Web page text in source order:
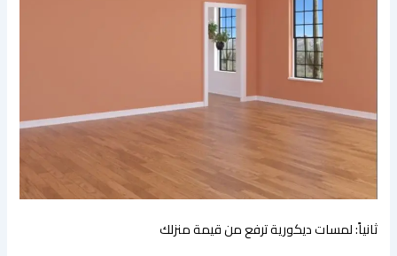
​ثانياً: لمسات ديكورية ترفع من قيمة منزلك